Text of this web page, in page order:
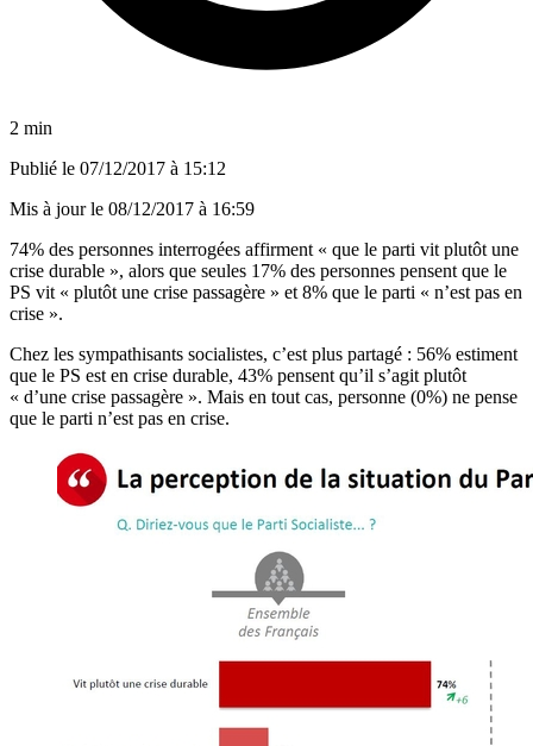
2 min
Publié le 07/12/2017 à 15:12
Mis à jour le 08/12/2017 à 16:59
74% des personnes interrogées affirment « que le parti vit plutôt une
crise durable », alors que seules 17% des personnes pensent que le
PS vit « plutôt une crise passagère » et 8% que le parti « n’est pas en
crise ».
Chez les sympathisants socialistes, c’est plus partagé : 56% estiment
que le PS est en crise durable, 43% pensent qu’il s’agit plutôt
« d’une crise passagère ». Mais en tout cas, personne (0%) ne pense
que le parti n’est pas en crise.